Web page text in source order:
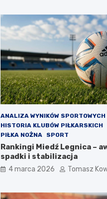
ANALIZA WYNIKÓW SPORTOWYCH
HISTORIA KLUBÓW PIŁKARSKICH
PIŁKA NOŻNA
SPORT
Rankingi Miedź Legnica –
spadki i stabilizacja
4 marca 2026 Tomasz